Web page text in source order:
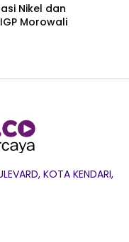
Nikel dan
Morowali
KOTA KENDARI,